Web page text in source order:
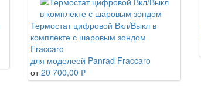
Термостат цифровой Вкл/Выкл в
комплекте с шаровым зондом
Fraccaro
для моделеей Panrad Fraccaro
от 20 700,00 ₽